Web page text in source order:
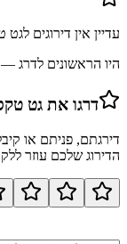
עדיין אין דירוגים לגט
היו הראשונים לדרג
דרגו את גט
דירגתם, פניתם או
הדירוג שלכם עוזר